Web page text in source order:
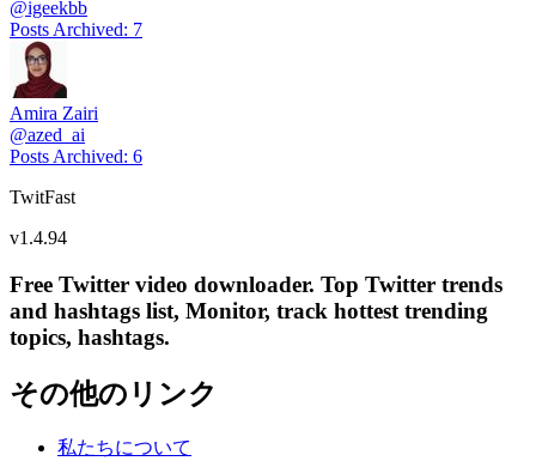
@igeekbb
Posts Archived: 7
Amira Zairi
@azed_ai
Posts Archived: 6
TwitFast
v1.4.94
Free Twitter video downloader. Top Twitter trends
and hashtags list, Monitor, track hottest trending
topics, hashtags.
その他のリンク
私たちについて